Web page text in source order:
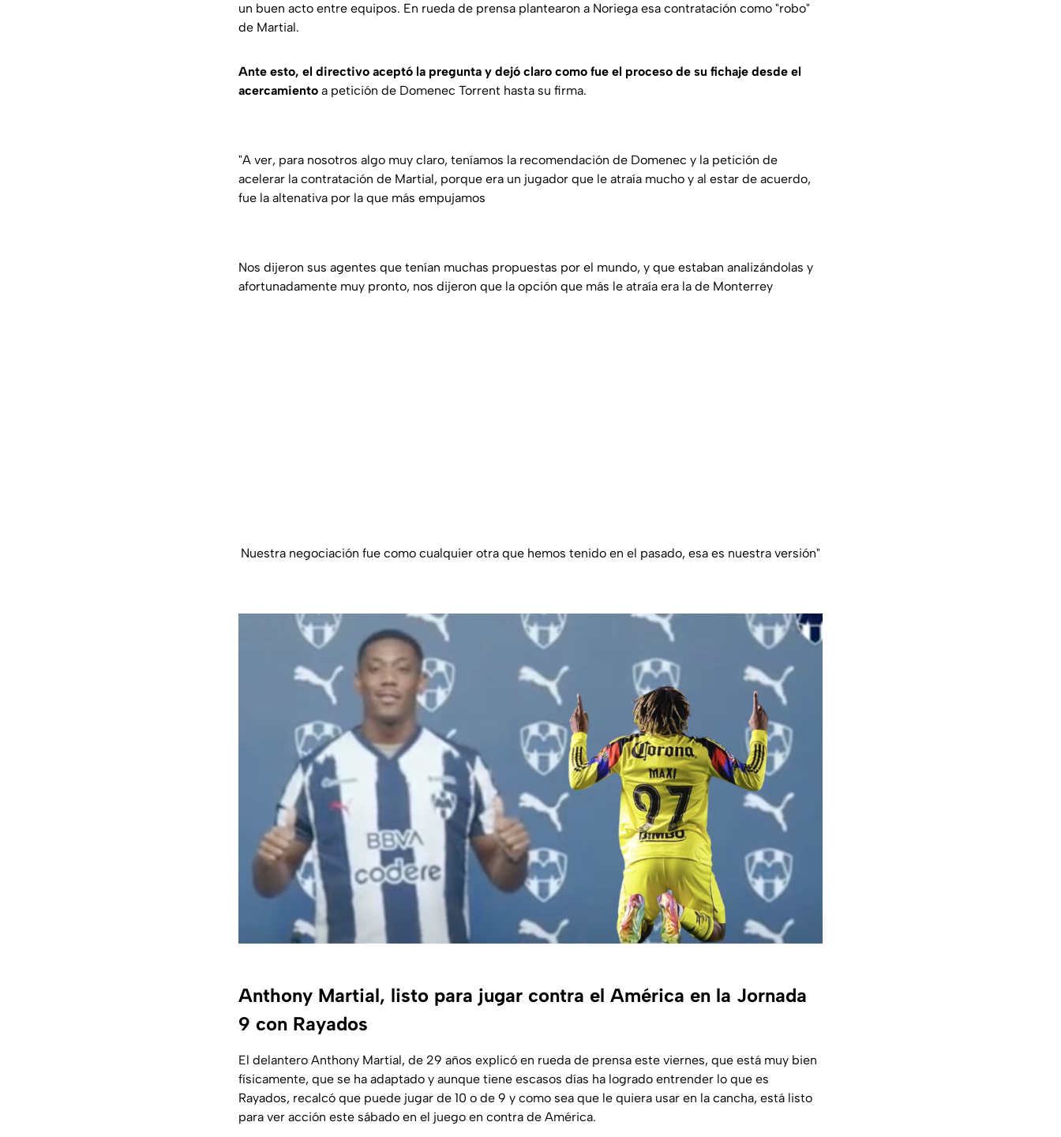
un buen acto entre equipos. En rueda de prensa plantearon a Noriega esa contratación como "robo"
de Martial.
Ante esto, el directivo aceptó la pregunta y dejó claro como fue el proceso de su fichaje desde el
acercamiento a petición de Domenec Torrent hasta su firma.
"A ver, para nosotros algo muy claro, teníamos la recomendación de Domenec y la petición de
acelerar la contratación de Martial, porque era un jugador que le atraía mucho y al estar de acuerdo,
fue la altenativa por la que más empujamos
Nos dijeron sus agentes que tenían muchas propuestas por el mundo, y que estaban analizándolas y
afortunadamente muy pronto, nos dijeron que la opción que más le atraía era la de Monterrey
Nuestra negociación fue como cualquier otra que hemos tenido en el pasado, esa es nuestra versión"
Anthony Martial, listo para jugar contra el América en la Jornada
9 con Rayados
El delantero Anthony Martial, de 29 años explicó en rueda de prensa este viernes, que está muy bien
físicamente, que se ha adaptado y aunque tiene escasos días ha logrado entrender lo que es
Rayados, recalcó que puede jugar de 10 o de 9 y como sea que le quiera usar en la cancha, está listo
para ver acción este sábado en el juego en contra de América.